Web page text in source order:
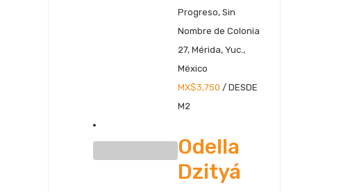
Progreso, Sin
Nombre de Colonia
27, Mérida, Yuc.,
México
MX$3,750 / DESDE
M2
Odella
Dzityá